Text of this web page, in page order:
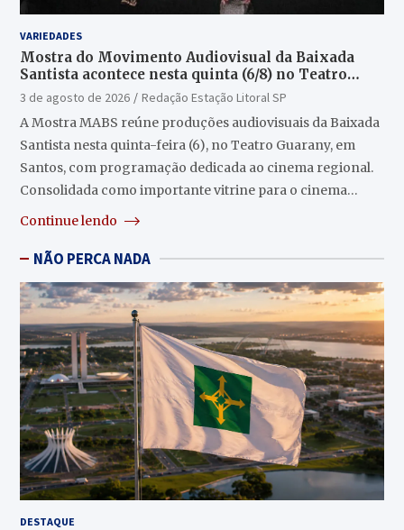
VARIEDADES
Mostra do Movimento Audiovisual da Baixada
Santista acontece nesta quinta (6/8) no Teatro
Guarany
3 de agosto de 2026
Redação Estação Litoral SP
A Mostra MABS reúne produções audiovisuais da Baixada
Santista nesta quinta-feira (6), no Teatro Guarany, em
Santos, com programação dedicada ao cinema regional.
Consolidada como importante vitrine para o cinema…
Continue lendo
NÃO PERCA NADA
DESTAQUE